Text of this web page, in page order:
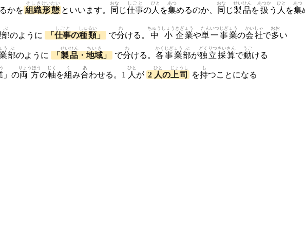
かを 組織
そしき
形態
けいたい
といいます。 同
おな
じ仕事
しごと
の人
ひと
を集
あつ
めるのか、 同
おな
じ製品
せいひん
を扱
あつか
う 人
ひと
を集
あつ
部
ぶ
のように 「 仕事
しごと
の種類
しゅるい
」 で分
わ
ける。 中小
ちゅうしょう
企業
きぎょう
や単一
たんいつ
事業
じぎょう
の会社
かいしゃ
で多
おお
い
う
部
ぶ
のように 「 製品
せいひん
・ 地域
ちいき
」 で分
わ
ける。 各
かく
事業
じぎょう
部
ぶ
が独立
どくりつ
採算
さいさん
で動
うご
ける
」の両方
りょうほう
の軸
じく
を組
く
み合
あ
わせる。1 人
ひと
が 2 人
ひと
の上司
じょうし
を持
も
つことになる